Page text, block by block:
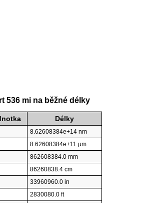
536 mi na běžné délky
Délky
8.62608384e+14 nm
8.62608384e+11 µm
862608384.0 mm
86260838.4 cm
33960960.0 in
2830080.0 ft